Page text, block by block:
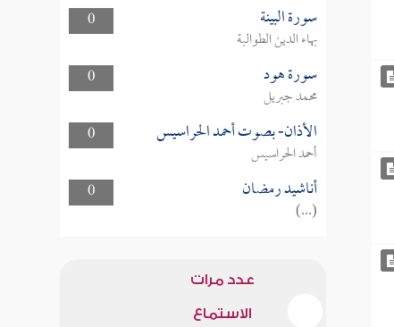
0
سورة البينة
بهاء الدين الطوالبة
0
سورة هود
محمد جبريل
0
الأذان- بصوت أحمد الحراسيس
أحمد الحراسيس
0
أناشيد رمضان
(...)
عدد مرات
الاستماع